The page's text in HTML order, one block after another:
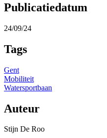
Publicatiedatum
24/09/24
Tags
Gent
Mobiliteit
Watersportbaan
Auteur
Stijn De Roo